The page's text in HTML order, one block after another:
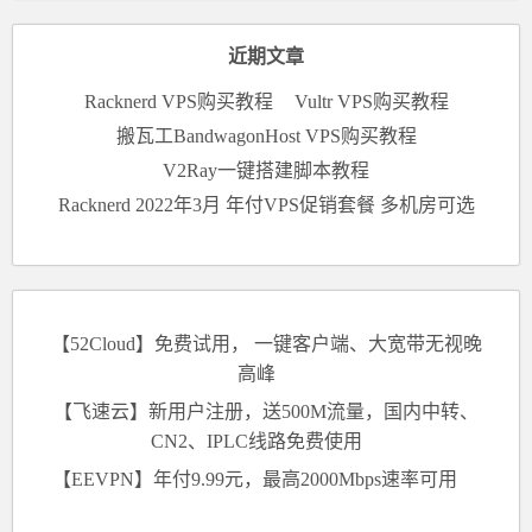
近期文章
Racknerd VPS购买教程
Vultr VPS购买教程
搬瓦工BandwagonHost VPS购买教程
V2Ray一键搭建脚本教程
Racknerd 2022年3月 年付VPS促销套餐 多机房可选
【52Cloud】免费试用， 一键客户端、大宽带无视晚
高峰
【飞速云】新用户注册，送500M流量，国内中转、
CN2、IPLC线路免费使用
【EEVPN】年付9.99元，最高2000Mbps速率可用